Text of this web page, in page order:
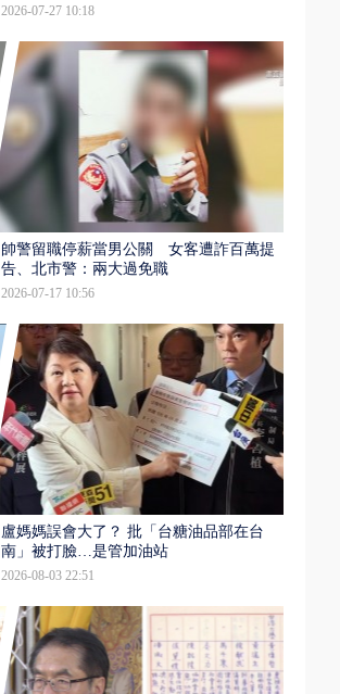
2026-07-27 10:18
帥警留職停薪當男公關 女客遭詐百萬提
告、北市警：兩大過免職
2026-07-17 10:56
盧媽媽誤會大了？ 批「台糖油品部在台
南」被打臉…是管加油站
2026-08-03 22:51